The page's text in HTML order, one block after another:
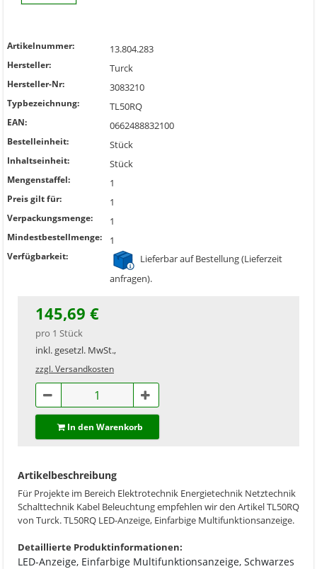
Artikelnummer: 13.804.283
Hersteller: Turck
Hersteller-Nr: 3083210
Typbezeichnung: TL50RQ
EAN: 0662488832100
Bestelleinheit: Stück
Inhaltseinheit: Stück
Mengenstaffel: 1
Preis gilt für: 1
Verpackungsmenge: 1
Mindestbestellmenge: 1
Verfügbarkeit:
Lieferbar auf Bestellung (Lieferzeit
anfragen).
145,69 €
pro 1 Stück
inkl. gesetzl. MwSt.,
zzgl. Versandkosten
In den Warenkorb
Artikelbeschreibung
Für Projekte im Bereich Elektrotechnik Energietechnik Netztechnik
Schalttechnik Kabel Beleuchtung empfehlen wir den Artikel TL50RQ
von Turck. TL50RQ LED-Anzeige, Einfarbige Multifunktionsanzeige.
Detaillierte Produktinformationen:
LED-Anzeige, Einfarbige Multifunktionsanzeige, Schwarzes